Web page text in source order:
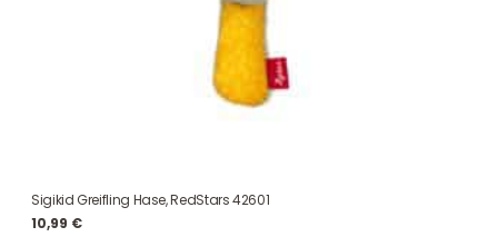
Sigikid Greifling Hase, RedStars 42601
10,99 €